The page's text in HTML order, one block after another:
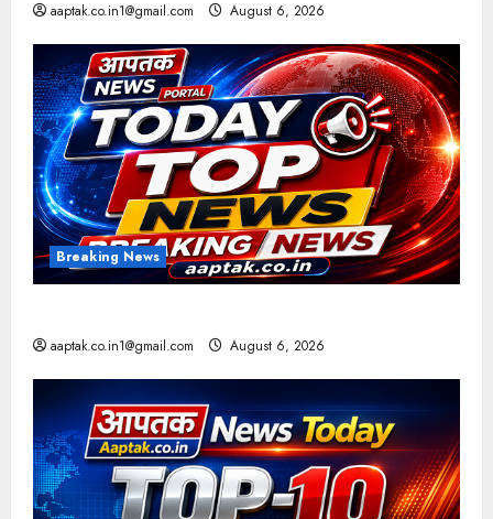
aaptak.co.in1@gmail.com August 6, 2026
Breaking News
aaptak.co.in1@gmail.com August 6, 2026